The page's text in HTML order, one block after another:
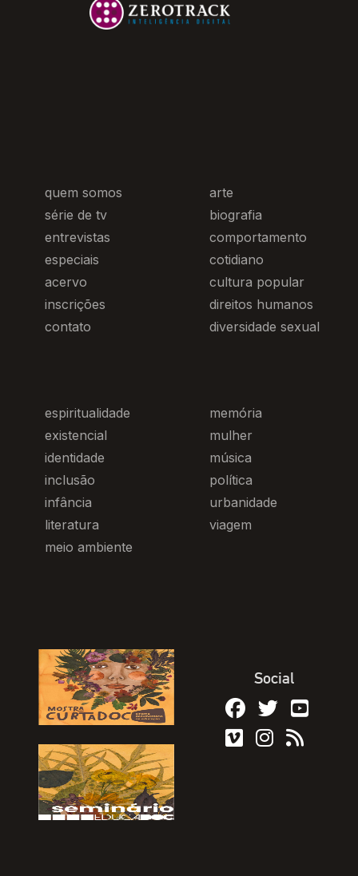
quem somos
série de tv
entrevistas
especiais
acervo
inscrições
contato
arte
biografia
comportamento
cotidiano
cultura popular
direitos humanos
diversidade sexual
espiritualidade
existencial
identidade
inclusão
infância
literatura
meio ambiente
memória
mulher
música
política
urbanidade
viagem
Social